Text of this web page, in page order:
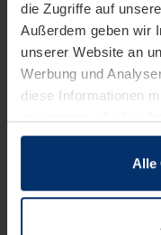
die Zugriffe auf
Außerdem geben wir
unserer Website an
Werbung und
diese Informationen
sie im Rahmen Ihrer
wenn diese für den
notwendig sind. Für
Alle